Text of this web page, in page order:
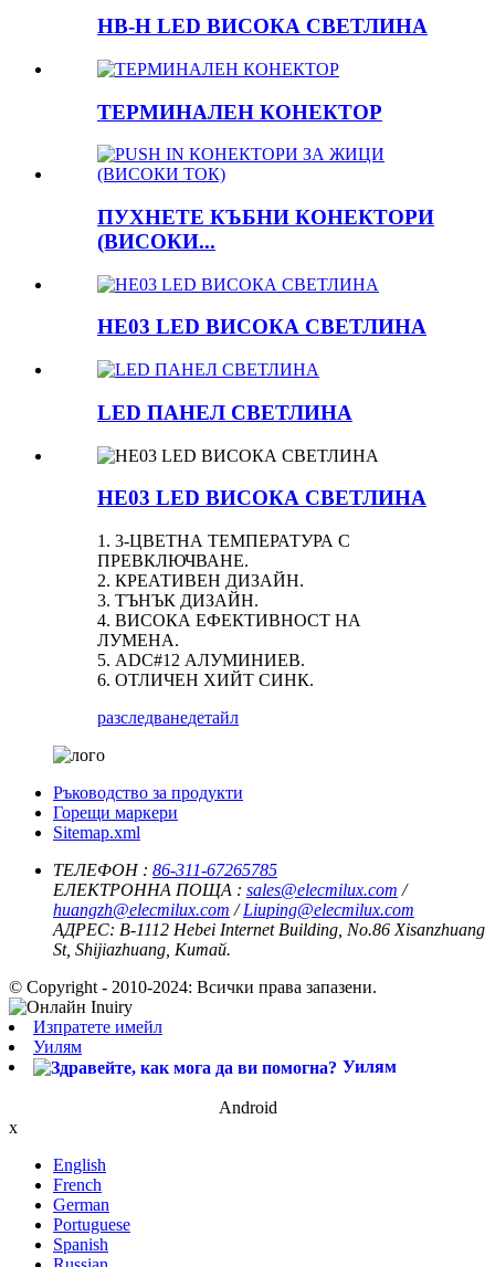
HB-H LED ВИСОКА СВЕТЛИНА
ТЕРМИНАЛЕН КОНЕКТОР
ПУХНЕТЕ КЪБНИ КОНЕКТОРИ
(ВИСОКИ...
HE03 LED ВИСОКА СВЕТЛИНА
LED ПАНЕЛ СВЕТЛИНА
HE03 LED ВИСОКА СВЕТЛИНА
1. 3-ЦВЕТНА ТЕМПЕРАТУРА С
ПРЕВКЛЮЧВАНЕ.
2. КРЕАТИВЕН ДИЗАЙН.
3. ТЪНЪК ДИЗАЙН.
4. ВИСОКА ЕФЕКТИВНОСТ НА
ЛУМЕНА.
5. ADC#12 АЛУМИНИЕВ.
6. ОТЛИЧЕН ХИЙТ СИНК.
разследванедетайл
Ръководство за продукти
Горещи маркери
Sitemap.xml
ТЕЛЕФОН : 86-311-67265785
ЕЛЕКТРОННА ПОЩА : sales@elecmilux.com /
huangzh@elecmilux.com /Liuping@elecmilux.com
АДРЕС: B-1112 Hebei Internet Building, No.86 Xisanzhuang
St, Shijiazhuang, Китай.
© Copyright - 2010-2024: Всички права запазени.
Изпратете имейл
Уилям
Уилям
Android
x
English
French
German
Portuguese
Spanish